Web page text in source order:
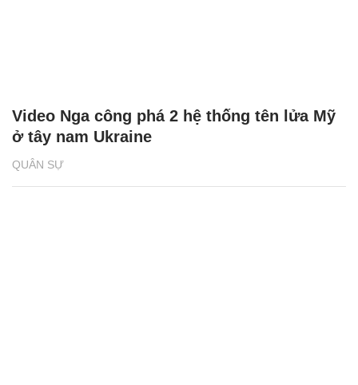
QUÂN SỰ
Video Nga công phá 2 hệ thống tên lửa Mỹ
ở tây nam Ukraine